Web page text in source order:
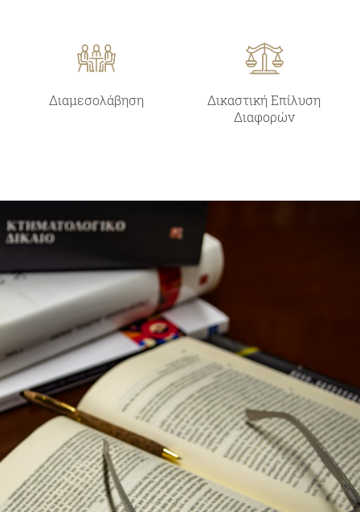
Διαμεσολάβηση
Δικαστική Επίλυση
Διαφορών